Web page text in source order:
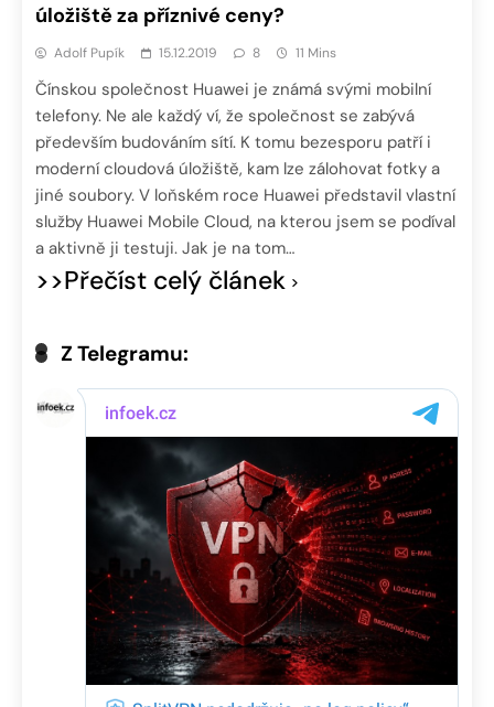
úložiště za příznivé ceny?
Adolf Pupík 15.12.2019 8 11 Mins
Čínskou společnost Huawei je známá svými mobilní
telefony. Ne ale každý ví, že společnost se zabývá
především budováním sítí. K tomu bezesporu patří i
moderní cloudová úložiště, kam lze zálohovat fotky a
jiné soubory. V loňském roce Huawei představil vlastní
služby Huawei Mobile Cloud, na kterou jsem se podíval
a aktivně ji testuji. Jak je na tom…
>>Přečíst celý článek
Z Telegramu: